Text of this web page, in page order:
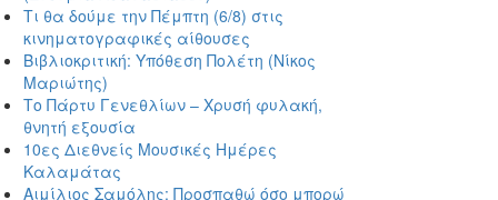
Τι θα δούμε την Πέμπτη (6/8) στις
κινηματογραφικές αίθουσες
Βιβλιοκριτική: Υπόθεση Πολέτη (Νίκος
Μαριώτης)
Το Πάρτυ Γενεθλίων – Χρυσή φυλακή,
θνητή εξουσία
10ες Διεθνείς Μουσικές Ημέρες
Καλαμάτας
Αιμίλιος Σαμόλης: Προσπαθώ όσο μπορώ